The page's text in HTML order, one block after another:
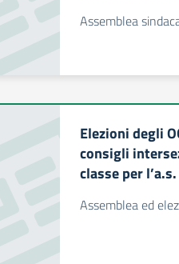
Assemblea
Elezioni degli
consigli
classe per
Assemblea ed